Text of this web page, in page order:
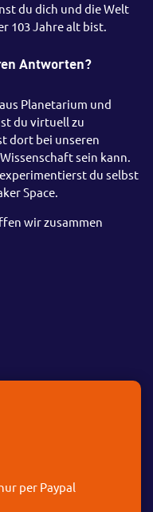
du dich und die Welt
103 Jahre alt bist.
Antworten?
Planetarium und
du virtuell zu
dort bei unseren
sein kann.
du selbst
Space.
wir zusammen
per Paypal